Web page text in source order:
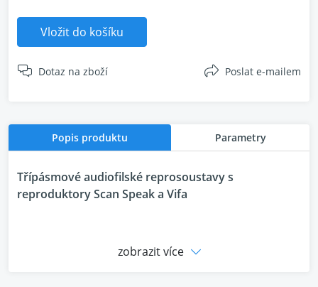
Vložit do košíku
Dotaz na zboží Poslat e-mailem
Popis produktu Parametry
Třípásmové audiofilské reprosoustavy s
reproduktory Scan Speak a Vifa
Labrador 36 jsou velmi univerzální a
zobrazit více